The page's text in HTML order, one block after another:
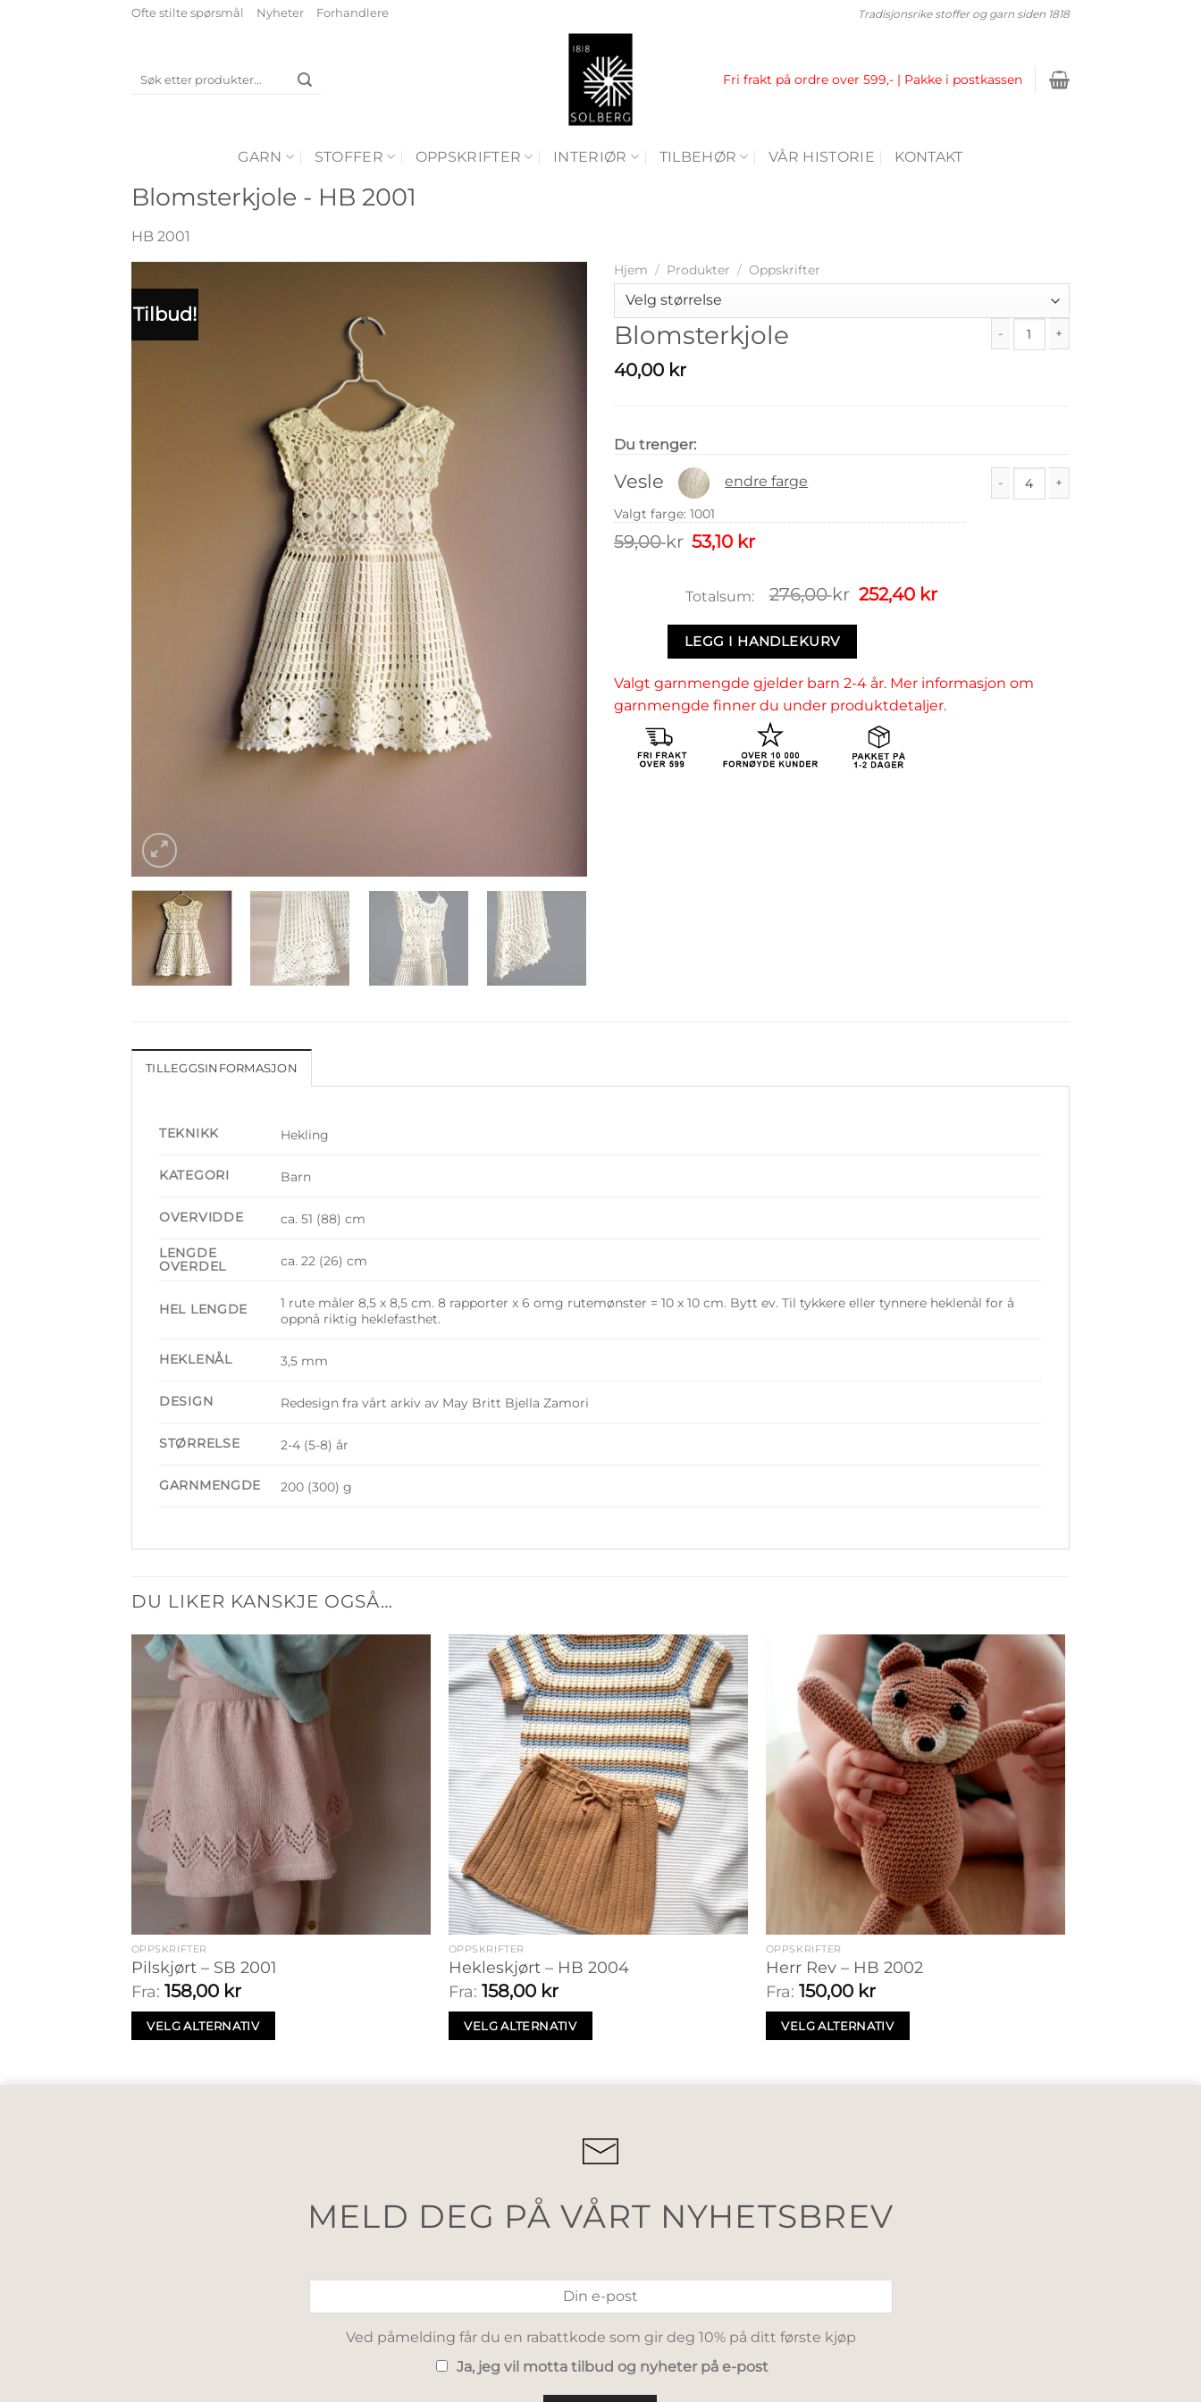
Ofte stilte spørsmål Nyheter Forhandlere Tradisjonsrike stoffer og garn siden 1818
etter:
Fri frakt på ordre over 599,- | Pakke i postkassen
GARN STOFFER OPPSKRIFTER INTERIØR TILBEHØR VÅR HISTORIE KONTAKT
Blomsterkjole - HB 2001
HB 2001
Tilbud!
Hjem / Produkter / Oppskrifter
Blomsterkjole
40,00 kr
Du trenger:
Vesle endre farge
Valgt farge: 1001
59,00kr Opprinnelig
pris
53,10 krNåværende
Totalsum: 276,00kr 252,40 kr
LEGG I HANDLEKURV
Valgt garnmengde gjelder barn 2-4 år. Mer informasjon om
garnmengde finner du under produktdetaljer.
TILLEGGSINFORMASJON
TEKNIKK Hekling
KATEGORI Barn
OVERVIDDE ca. 51 (88) cm
LENGDE
OVERDEL
ca. 22 (26) cm
HEL LENGDE
1 rute måler 8,5 x 8,5 cm. 8 rapporter x 6 omg rutemønster = 10 x 10 cm. Bytt ev. Til tykkere eller tynnere heklenål for å
oppnå riktig heklefasthet.
HEKLENÅL 3,5 mm
DESIGN Redesign fra vårt arkiv av May Britt Bjella Zamori
STØRRELSE 2-4 (5-8) år
GARNMENGDE 200 (300) g
DU LIKER KANSKJE OGSÅ…
OPPSKRIFTER
Pilskjørt – SB 2001
Fra: 158,00 kr
VELG ALTERNATIV
OPPSKRIFTER
Hekleskjørt – HB 2004
Fra: 158,00 kr
VELG ALTERNATIV
OPPSKRIFTER
Herr Rev – HB 2002
Fra: 150,00 kr
VELG ALTERNATIV
MELD DEG PÅ VÅRT NYHETSBREV
Ved påmelding får du en rabattkode som gir deg 10% på ditt første kjøp
Ja, jeg vil motta tilbud og nyheter på e-post